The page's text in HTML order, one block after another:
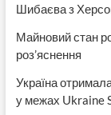
Шибаєва з
Майновий стан
роз’яснення
Україна
у межах Ukraine